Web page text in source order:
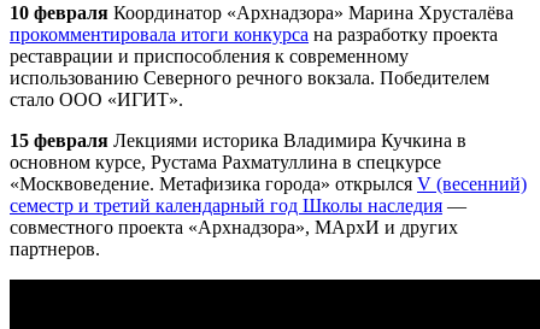
10 февраля Координатор «Архнадзора» Марина Хрусталёва
прокомментировала итоги конкурса на разработку проекта
реставрации и приспособления к современному
использованию Северного речного вокзала. Победителем
стало ООО «ИГИТ».
15 февраля Лекциями историка Владимира Кучкина в
основном курсе, Рустама Рахматуллина в спецкурсе
«Москвоведение. Метафизика города» открылся V (весенний)
семестр и третий календарный год Школы наследия —
совместного проекта «Архнадзора», МАрхИ и других
партнеров.